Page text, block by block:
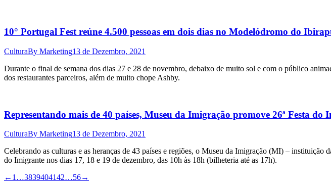
10° Portugal Fest reúne 4.500 pessoas em dois dias no Modelódromo do
CulturaBy Marketing13 de Dezembro, 2021
Durante o final de semana dos dias 27 e 28 de novembro, debaixo de muito sol e com o público
dos restaurantes parceiros, além de muito chope Ashby.
Representando mais de 40 países, Museu da Imigração promove 26ª Festa do
CulturaBy Marketing13 de Dezembro, 2021
Celebrando as culturas e as heranças de 43 países e regiões, o Museu da Imigração (MI) –
do Imigrante nos dias 17, 18 e 19 de dezembro, das 10h às 18h (bilheteria até as 17h).
← 1 …3839404142…56→